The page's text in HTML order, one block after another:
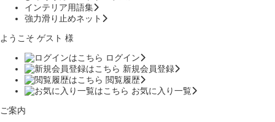
インテリア用語集
強力滑り止めネット
ようこそ ゲスト 様
ログイン
新規会員登録
閲覧履歴
お気に入り一覧
ご案内